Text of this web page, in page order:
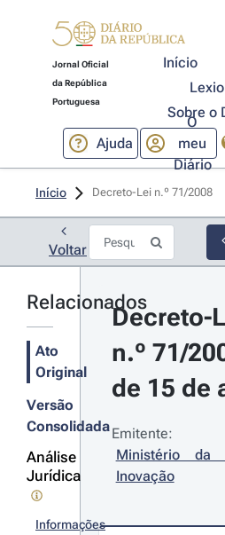
Jornal Oficial
da República
Portuguesa
Início
Sobre o
Ajuda
O
meu
Diário
Início Decreto-Lei n.º 71/2008
Voltar
Relacionados
Ato
Original
Versão
Consolidada
Análise
Jurídica
Informações
Decreto-
n.º 71/
de 15 de
Emitente:
Ministério da
Inovação